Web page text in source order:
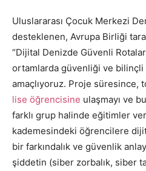
Uluslararası Çocuk Merkezi
desteklenen, Avrupa Birliği
“Dijital Denizde Güvenli
ortamlarda güvenliği ve bilinçli
amaçlıyoruz. Proje süresince,
lise öğrencisine ulaşmayı ve
farklı grup halinde eğitimler
kademesindeki öğrencilere
bir farkındalık ve güvenlik
şiddetin (siber zorbalık, siber